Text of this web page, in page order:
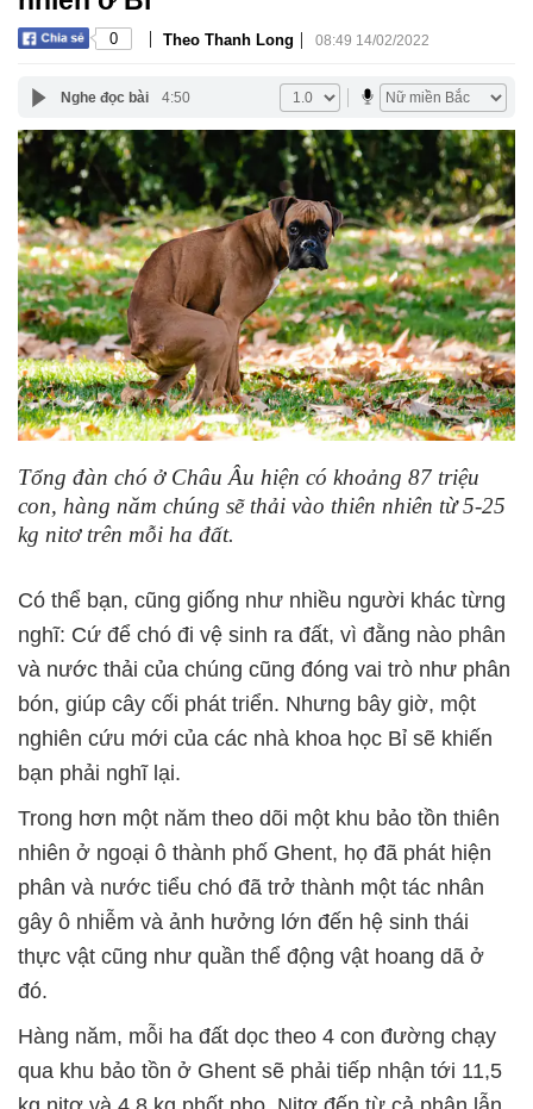
0 | Theo Thanh Long | 08:49 14/02/2022
Nghe đọc bài 4:50
Tổng đàn chó ở Châu Âu hiện có khoảng 87 triệu
con, hàng năm chúng sẽ thải vào thiên nhiên từ 5-25
kg nitơ trên mỗi ha đất.
Có thể bạn, cũng giống như nhiều người khác từng
nghĩ: Cứ để chó đi vệ sinh ra đất, vì đằng nào phân
và nước thải của chúng cũng đóng vai trò như phân
bón, giúp cây cối phát triển. Nhưng bây giờ, một
nghiên cứu mới của các nhà khoa học Bỉ sẽ khiến
bạn phải nghĩ lại.
Trong hơn một năm theo dõi một khu bảo tồn thiên
nhiên ở ngoại ô thành phố Ghent, họ đã phát hiện
phân và nước tiểu chó đã trở thành một tác nhân
gây ô nhiễm và ảnh hưởng lớn đến hệ sinh thái
thực vật cũng như quần thể động vật hoang dã ở
đó.
Hàng năm, mỗi ha đất dọc theo 4 con đường chạy
qua khu bảo tồn ở Ghent sẽ phải tiếp nhận tới 11,5